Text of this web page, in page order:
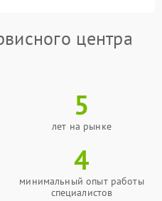
центра
5
лет на рынке
4
минимальный опыт работы
специалистов